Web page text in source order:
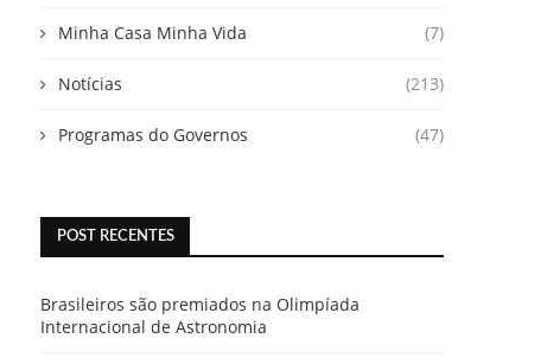
Minha Casa Minha Vida (7)
Notícias (213)
Programas do Governos (47)
POST RECENTES
Brasileiros são premiados na Olimpíada
Internacional de Astronomia